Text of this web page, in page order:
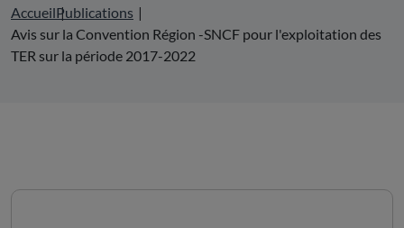
AccueilPublications
Avis sur la Convention Région -SNCF pour l'exploitation des
TER sur la période 2017-2022